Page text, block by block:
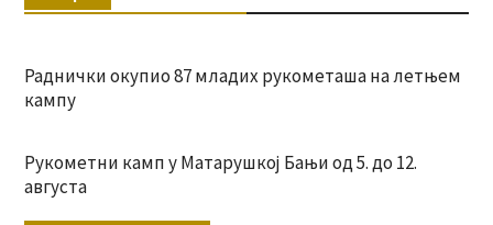
Раднички окупио 87 младих рукометаша на летњем
кампу
Рукометни камп у Матарушкој Бањи од 5. до 12.
августа